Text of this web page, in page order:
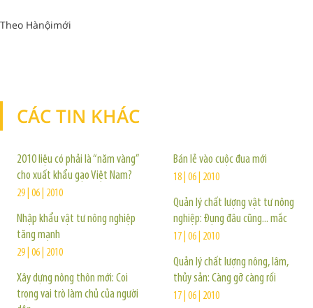
Theo Hànộimới
CÁC TIN KHÁC
2010 liệu có phải là “năm vàng”
cho xuất khẩu gạo Việt Nam?
29 | 06 | 2010
Nhập khẩu vật tư nông nghiệp
tăng mạnh
29 | 06 | 2010
Xây dựng nông thôn mới: Coi
trọng vai trò làm chủ của người
Bán lẻ vào cuộc đua mới
18 | 06 | 2010
Quản lý chất lượng vật tư nông
nghiệp: Đụng đâu cũng... mắc
17 | 06 | 2010
Quản lý chất lượng nông, lâm,
thủy sản: Càng gỡ càng rối
17 | 06 | 2010